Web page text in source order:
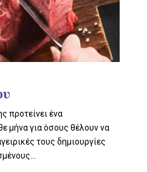
προτείνει ένα
μήνα για όσους θέλουν να
τους δημιουργίες